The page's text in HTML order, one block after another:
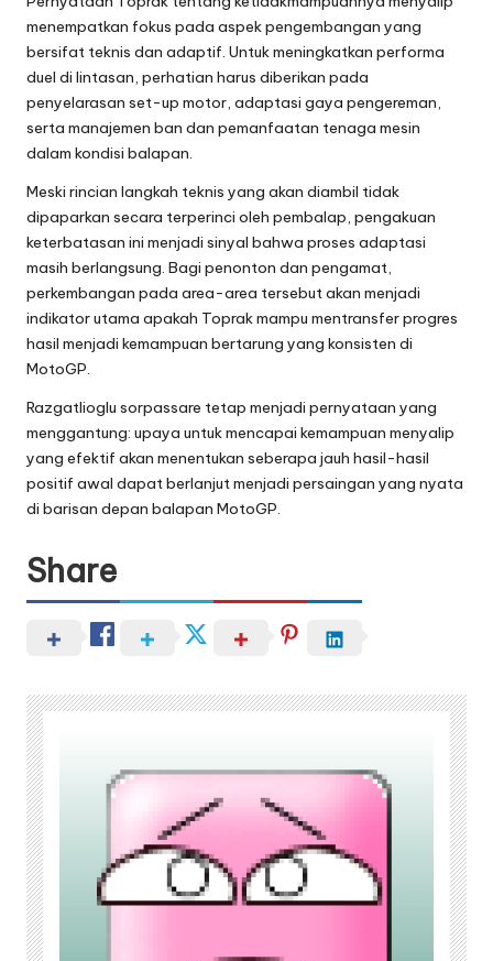
menempatkan fokus pada aspek pengembangan yang
bersifat teknis dan adaptif. Untuk meningkatkan performa
duel di lintasan, perhatian harus diberikan pada
penyelarasan set-up motor, adaptasi gaya pengereman,
serta manajemen ban dan pemanfaatan tenaga mesin
dalam kondisi balapan.
Meski rincian langkah teknis yang akan diambil tidak
dipaparkan secara terperinci oleh pembalap, pengakuan
keterbatasan ini menjadi sinyal bahwa proses adaptasi
masih berlangsung. Bagi penonton dan pengamat,
perkembangan pada area-area tersebut akan menjadi
indikator utama apakah Toprak mampu mentransfer progres
hasil menjadi kemampuan bertarung yang konsisten di
MotoGP.
Razgatlioglu sorpassare tetap menjadi pernyataan yang
menggantung: upaya untuk mencapai kemampuan menyalip
yang efektif akan menentukan seberapa jauh hasil-hasil
positif awal dapat berlanjut menjadi persaingan yang nyata
di barisan depan balapan MotoGP.
Share